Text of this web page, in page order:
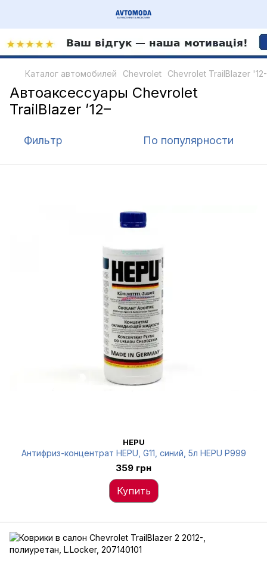
Каталог автомобилей Chevrolet Chevrolet TrailBlazer '12-
Автоаксессуары Chevrolet
TrailBlazer ’12–
Фильтр По популярности
HEPU
Антифриз-концентрат HEPU, G11, синий, 5л HEPU P999
359 грн
Купить